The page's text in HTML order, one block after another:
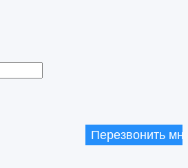
Перезвонить